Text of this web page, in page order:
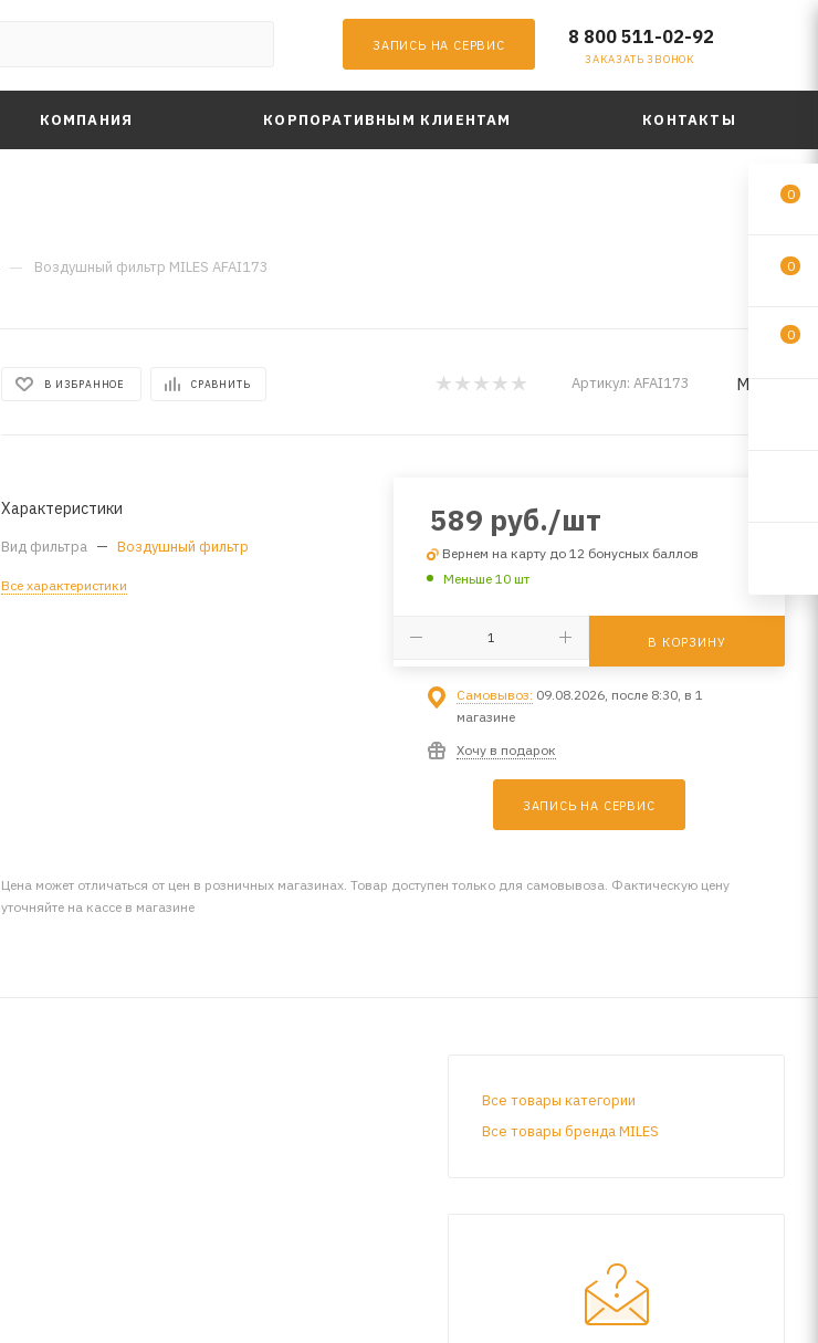
ЗАПИСЬ НА СЕРВИС 8 800 511-02-92
ЗАКАЗАТЬ ЗВОНОК
КОМПАНИЯ КОРПОРАТИВНЫМ КЛИЕНТАМ КОНТАКТЫ
— Воздушный фильтр MILES AFAI173
В ИЗБРАННОЕ СРАВНИТЬ Артикул: AFAI173 MILES
Характеристики
Вид фильтра — Воздушный фильтр
Все характеристики
589 руб./шт
Вернем на карту до 12 бонусных баллов
Меньше 10 шт
В КОРЗИНУ
Самовывоз: 09.08.2026, после 8:30, в 1
магазине
Хочу в подарок
ЗАПИСЬ НА СЕРВИС
Цена может отличаться от цен в розничных магазинах. Товар доступен только для самовывоза. Фактическую цену
уточняйте на кассе в магазине
Все товары категории
Все товары бренда MILES
0
0
0